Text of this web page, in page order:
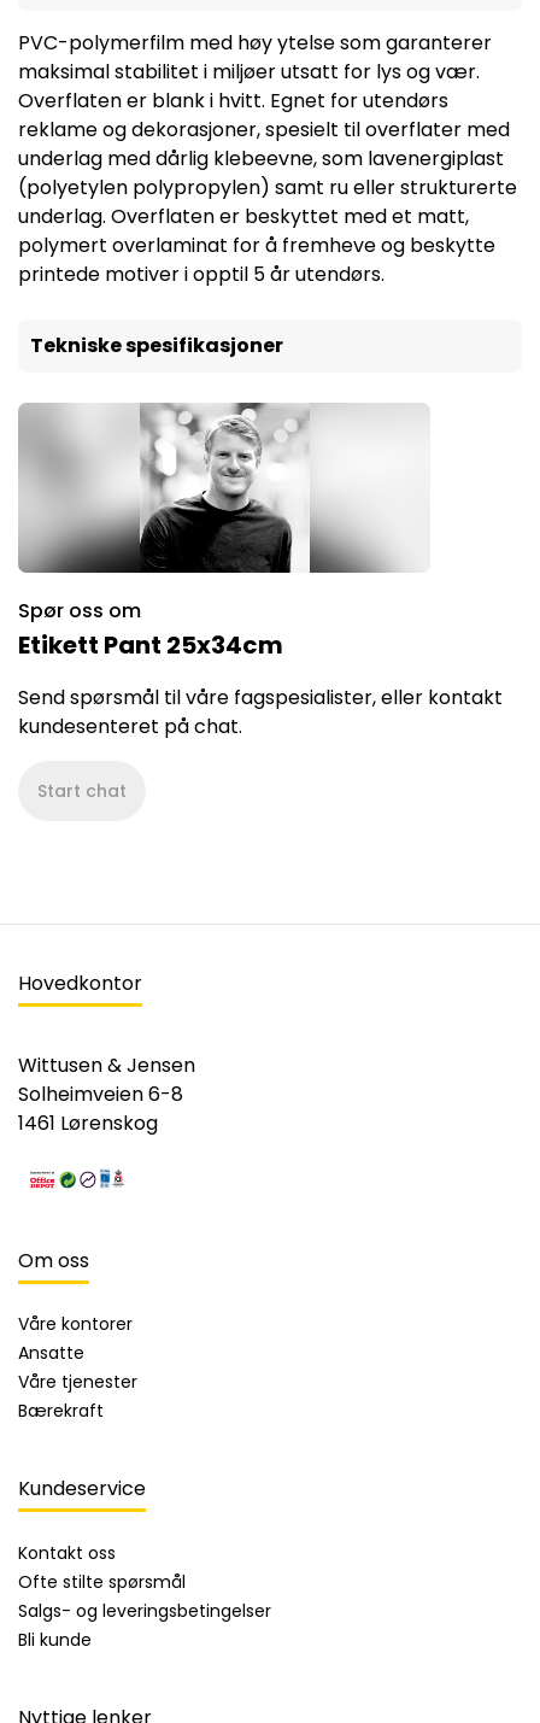
PVC-polymerfilm med høy ytelse som garanterer
maksimal stabilitet i miljøer utsatt for lys og vær.
Overflaten er blank i hvitt. Egnet for utendørs
reklame og dekorasjoner, spesielt til overflater med
underlag med dårlig klebeevne, som lavenergiplast
(polyetylen polypropylen) samt ru eller strukturerte
underlag. Overflaten er beskyttet med et matt,
polymert overlaminat for å fremheve og beskytte
printede motiver i opptil 5 år utendørs.
Tekniske spesifikasjoner
Spør oss om
Etikett Pant 25x34cm
Send spørsmål til våre fagspesialister, eller kontakt
kundesenteret på chat.
Start chat
Hovedkontor
Wittusen & Jensen
Solheimveien 6-8
1461 Lørenskog
Om oss
Våre kontorer
Ansatte
Våre tjenester
Bærekraft
Kundeservice
Kontakt oss
Ofte stilte spørsmål
Salgs- og leveringsbetingelser
Bli kunde